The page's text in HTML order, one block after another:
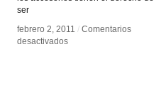
ser
febrero 2, 2011 / Comentarios
desactivadosen
febrero 2, 2011 / Comentarios
desactivadosen